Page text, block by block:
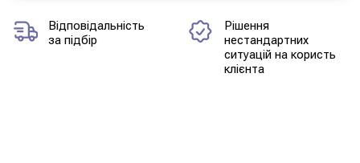
Відповідальність
за підбір
Рішення
нестандартних
ситуацій на користь
клієнта